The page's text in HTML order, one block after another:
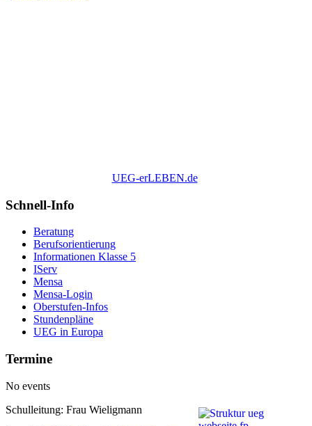
UEG-erLEBEN.de
Schnell-Info
Beratung
Berufsorientierung
Informationen Klasse 5
IServ
Mensa
Mensa-Login
Oberstufen-Infos
Stundenpläne
UEG in Europa
Termine
No events
Schulleitung: Frau Wieligmann